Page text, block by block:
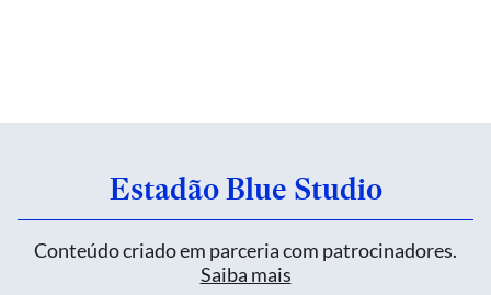
Estadão Blue Studio
Conteúdo criado em parceria com patrocinadores.
Saiba mais